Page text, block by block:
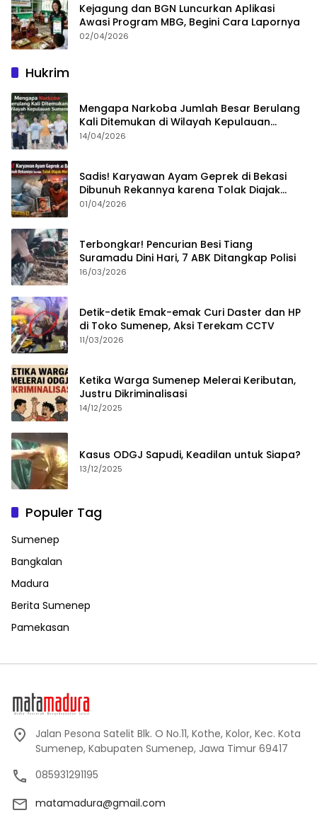
Kejagung dan BGN Luncurkan Aplikasi
Awasi Program MBG, Begini Cara Lapornya
02/04/2026
Hukrim
Mengapa Narkoba Jumlah Besar Berulang
Kali Ditemukan di Wilayah Kepulauan
Sumenep?
14/04/2026
Sadis! Karyawan Ayam Geprek di Bekasi
Dibunuh Rekannya karena Tolak Diajak
Merampok Majikan
01/04/2026
Terbongkar! Pencurian Besi Tiang
Suramadu Dini Hari, 7 ABK Ditangkap Polisi
16/03/2026
Detik-detik Emak-emak Curi Daster dan HP
di Toko Sumenep, Aksi Terekam CCTV
11/03/2026
Ketika Warga Sumenep Melerai Keributan,
Justru Dikriminalisasi
14/12/2025
Kasus ODGJ Sapudi, Keadilan untuk Siapa?
13/12/2025
Populer Tag
Sumenep
Bangkalan
Madura
Berita Sumenep
Pamekasan
Jalan Pesona Satelit Blk. O No.11, Kothe, Kolor, Kec. Kota
Sumenep, Kabupaten Sumenep, Jawa Timur 69417
085931291195
matamadura@gmail.com